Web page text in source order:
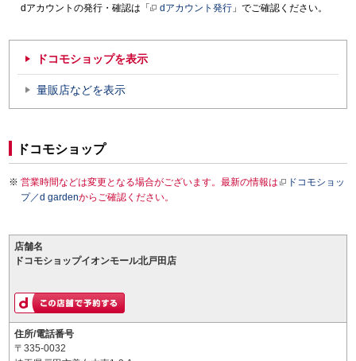
dアカウントの発行・確認は「
dアカウント発行 」でご確認ください。
ドコモショップを表示
量販店などを表示
ドコモショップ
営業時間などは変更となる場合がございます。最新の情報は
ドコモショッ
プ／d gardenからご確認ください。
店舗名
ドコモショップイオンモール北戸田店
住所/電話番号
〒335-0032